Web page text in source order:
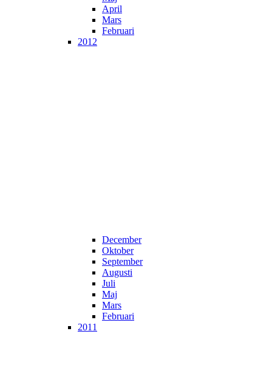
April
Mars
Februari
2012
December
Oktober
September
Augusti
Juli
Maj
Mars
Februari
2011